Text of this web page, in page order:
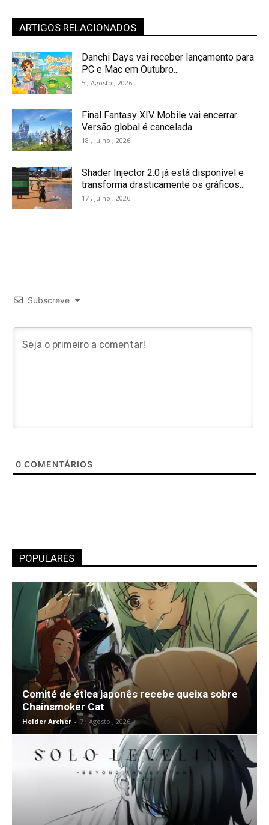
ARTIGOS RELACIONADOS
Danchi Days vai receber lançamento para
PC e Mac em Outubro...
5 , Agosto , 2026
Final Fantasy XIV Mobile vai encerrar.
Versão global é cancelada
18 , Julho , 2026
Shader Injector 2.0 já está disponível e
transforma drasticamente os gráficos...
17 , Julho , 2026
Subscreve
0 COMENTÁRIOS
POPULARES
Comité de ética japonês recebe queixa sobre
Chainsmoker Cat
Helder Archer - 7 , Agosto , 2026